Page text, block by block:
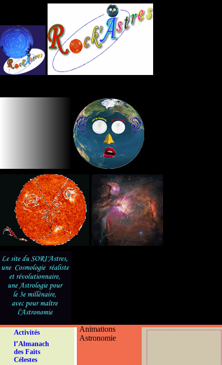
Activités
l’Almanach
des Faits
Célestes
Animations
Astronomie
Panneau de gestion des cookies